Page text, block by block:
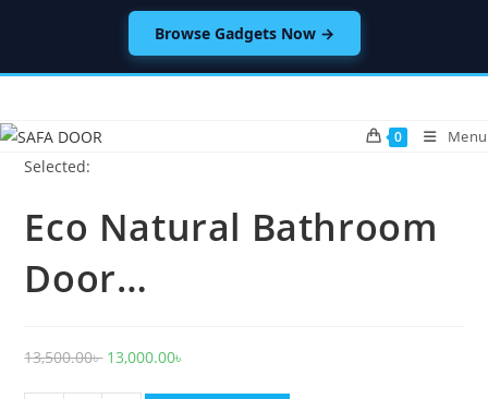
Browse Gadgets Now →
content
0 Menu
Selected:
Eco Natural Bathroom
Door…
13,500.00৳ Original
13,000.00৳